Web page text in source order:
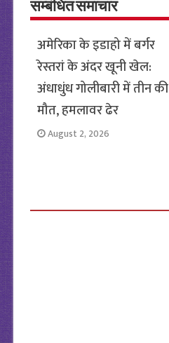
o
k
p
p
सम्बंधित समाचार
अमेरिका के इडाहो में बर्गर
रेस्तरां के अंदर खूनी खेल:
अंधाधुंध गोलीबारी में तीन की
मौत, हमलावर ढेर
August 2, 2026